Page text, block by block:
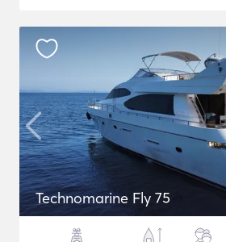
Technomarine Fly 75